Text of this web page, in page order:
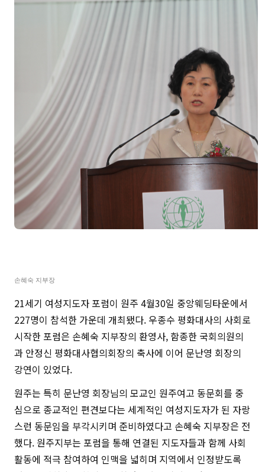
손혜숙 지부장
21세기 여성지도자 포럼이 원주 4월30일 중앙웨딩타운에서
227명이 참석한 가운데 개최됐다. 우종수 평화대사의 사회로
시작한 포럼은 손혜숙 지부장의 환영사, 함종한 국회의원의
과 안정신 평화대사협의회장의 축사에 이어 문난영 회장의
강연이 있었다.
원주는 특히 문난영 회장님의 모교인 원주여고 동문회를 중
심으로 종교적인 편견보다는 세계적인 여성지도자가 된 자랑
스런 동문임을 부각시키며 준비하였다고 손혜숙 지부장은 전
했다. 원주지부는 포럼을 통해 연결된 지도자들과 함께 사회
활동에 적극 참여하여 인맥을 넓히며 지역에서 인정받도록